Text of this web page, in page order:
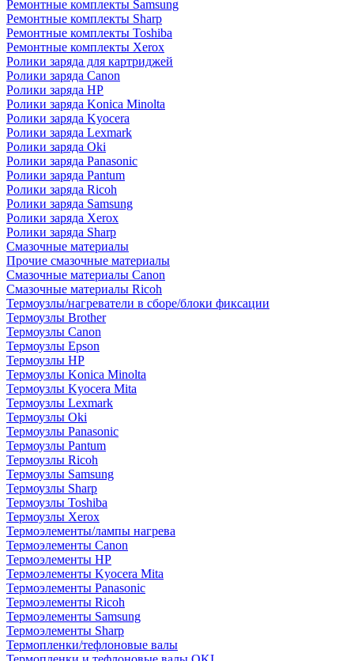
Ремонтные комплекты Samsung
Ремонтные комплекты Sharp
Ремонтные комплекты Toshiba
Ремонтные комплекты Xerox
Ролики заряда для картриджей
Ролики заряда Canon
Ролики заряда HP
Ролики заряда Konica Minolta
Ролики заряда Kyocera
Ролики заряда Lexmark
Ролики заряда Oki
Ролики заряда Panasonic
Ролики заряда Pantum
Ролики заряда Ricoh
Ролики заряда Samsung
Ролики заряда Xerox
Ролики заряда Sharp
Смазочные материалы
Прочие смазочные материалы
Смазочные материалы Canon
Смазочные материалы Ricoh
Термоузлы/нагреватели в сборе/блоки фиксации
Термоузлы Brother
Термоузлы Canon
Термоузлы Epson
Термоузлы HP
Термоузлы Konica Minolta
Термоузлы Kyocera Mita
Термоузлы Lexmark
Термоузлы Oki
Термоузлы Panasonic
Термоузлы Pantum
Термоузлы Ricoh
Термоузлы Samsung
Термоузлы Sharp
Термоузлы Toshiba
Термоузлы Xerox
Термоэлементы/лампы нагрева
Термоэлементы Canon
Термоэлементы HP
Термоэлементы Kyocera Mita
Термоэлементы Panasonic
Термоэлементы Ricoh
Термоэлементы Samsung
Термоэлементы Sharp
Термопленки/тефлоновые валы